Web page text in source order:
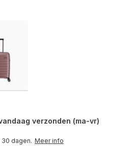
verzonden (ma-vr)
30 dagen. Meer info